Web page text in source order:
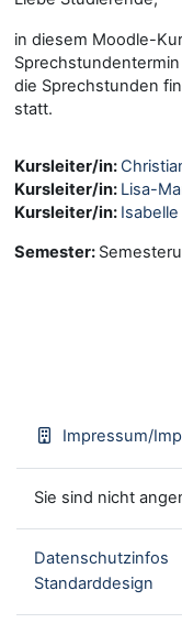
in diesem Moodle-
die Sprechstunden
statt.
Kursleiter/in:
Kursleiter/in: Lisa-
Kursleiter/in:
Semester:
Impressum/
Sie sind nicht
Datenschutzinfos
Standarddesign